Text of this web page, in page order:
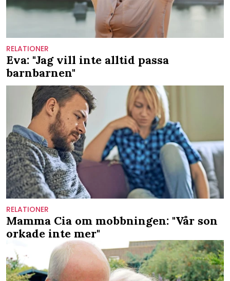
RELATIONER
Eva: "Jag vill inte alltid passa
barnbarnen"
RELATIONER
Mamma Cia om mobbningen: "Vår son
orkade inte mer"